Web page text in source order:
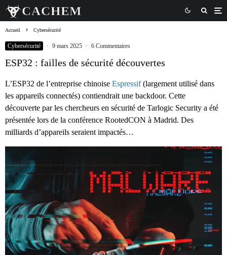
Accueil Cybersécurité
Cybersécurité · 9 mars 2025 · 6 Commentaires
ESP32 : failles de sécurité découvertes
L’ESP32 de l’entreprise chinoise Espressif(largement utilisé dans
les appareils connectés) contiendrait une backdoor. Cette
découverte par les chercheurs en sécurité de Tarlogic Security a été
présentée lors de la conférence RootedCON à Madrid. Des
milliards d’appareils seraient impactés…